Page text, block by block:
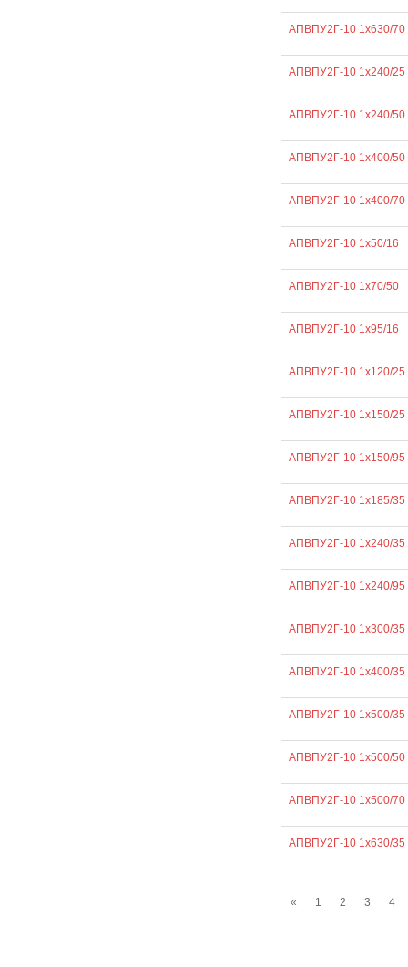
АПВПУ2Г-10 1х630/70
АПВПУ2Г-10 1х240/25
АПВПУ2Г-10 1х240/50
АПВПУ2Г-10 1х400/50
АПВПУ2Г-10 1х400/70
АПВПУ2Г-10 1х50/16
АПВПУ2Г-10 1х70/50
АПВПУ2Г-10 1х95/16
АПВПУ2Г-10 1х120/25
АПВПУ2Г-10 1х150/25
АПВПУ2Г-10 1х150/95
АПВПУ2Г-10 1х185/35
АПВПУ2Г-10 1х240/35
АПВПУ2Г-10 1х240/95
АПВПУ2Г-10 1х300/35
АПВПУ2Г-10 1х400/35
АПВПУ2Г-10 1х500/35
АПВПУ2Г-10 1х500/50
АПВПУ2Г-10 1х500/70
АПВПУ2Г-10 1х630/35
« 1 2 3 4